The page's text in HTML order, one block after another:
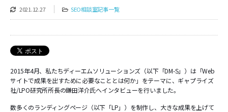
2021.12.27 SEO相談室記事一覧
2015年4月、私たちディーエムソリューションズ（以下「DM-S」）は「Web
サイトで成果を出すために必要なこととは何か」をテーマに、ギャプライズ
社/LPO研究所所長の鎌田洋介氏へインタビューを行いました。
数多くのランディングページ（以下「LP」）を制作し、大きな成果を上げて